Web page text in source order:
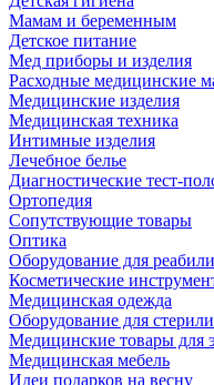
Мамам и беременным
Детское питание
Мед приборы и изделия
Расходные медицинские
Медицинские изделия
Медицинская техника
Интимные изделия
Лечебное белье
Диагностические тест-
Ортопедия
Сопутствующие товары
Оптика
Оборудование для
Косметические
Медицинская одежда
Оборудование для
Медицинские товары для
Медицинская мебель
Идеи подарков на весну